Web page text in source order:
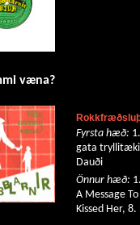
væna?
Fyrsta hæð:
gata tryllitæki,
Dauði
Önnur hæð:
A Message
Kissed Her,